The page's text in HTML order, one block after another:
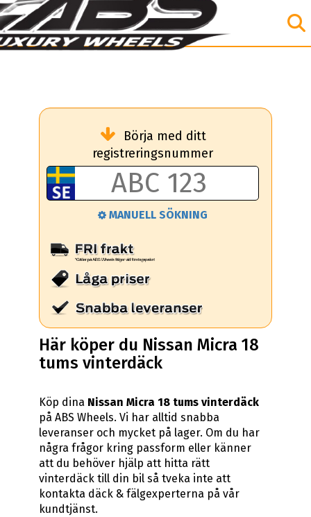
Börja med ditt
registreringsnummer
MANUELL SÖKNING
Här köper du Nissan Micra 18
tums vinterdäck
Köp dina Nissan Micra 18 tums vinterdäck
på ABS Wheels. Vi har alltid snabba
leveranser och mycket på lager. Om du har
några frågor kring passform eller känner
att du behöver hjälp att hitta rätt
vinterdäck till din bil så tveka inte att
kontakta däck & fälgexperterna på vår
kundtjänst.